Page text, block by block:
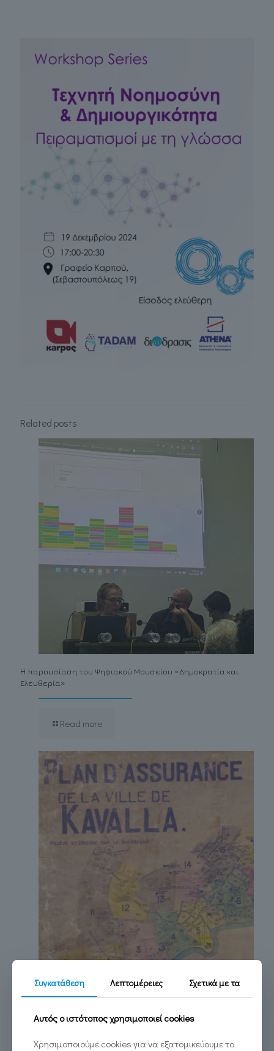
Related posts
Η παρουσίαση του Ψηφιακού Μουσείου «Δημοκρατία και
Ελευθερία»
Read more
Συμβάλλοντας στον ψηφιακό μετασχηματισμό της Καβάλας
Read more
Συγκατάθεση Λεπτομέρειες Σχετικά με τα
Αυτός ο ιστότοπος χρησιμοποιεί cookies
Χρησιμοποιούμε cookies για να εξατομικεύουμε το